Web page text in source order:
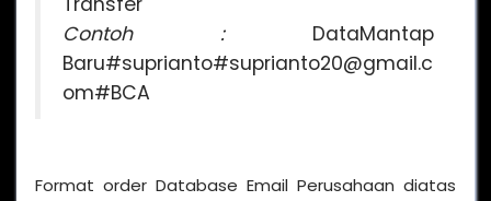
Contoh :DataMantap
Baru#suprianto#suprianto20@gmail.c
om#BCA
Format order Database Email Perusahaan diatas